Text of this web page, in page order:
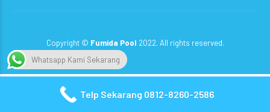
Copyright © Fumida Pool 2022. All rights reserved.
Rate this post
Whatsapp Kami Sekarang
Telp Sekarang 0812-8260-2586